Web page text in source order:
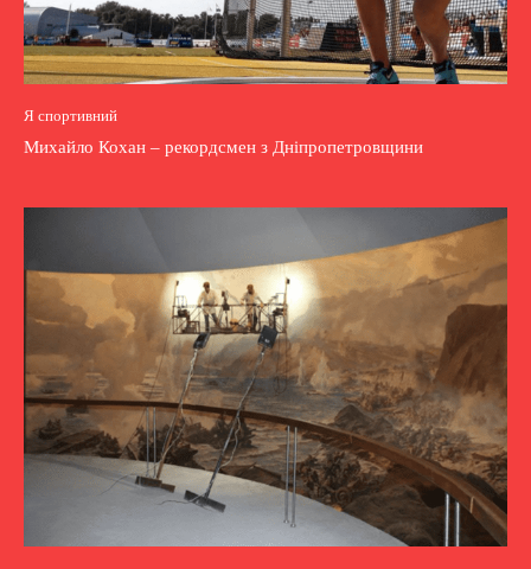
Я спортивний
Михайло Кохан – рекордсмен з Дніпропетровщини